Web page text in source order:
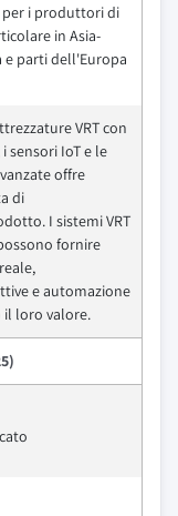
i produttori di
in Asia-
e parti dell'Europa
VRT con
sensori IoT e le
offre
di
I sistemi VRT
fornire
e automazione
il loro valore.